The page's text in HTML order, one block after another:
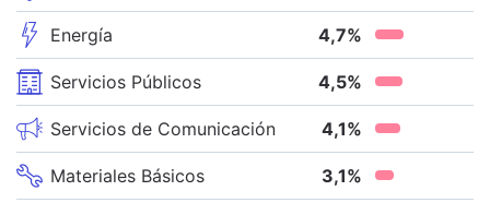
Energía 4,7%
Servicios Públicos 4,5%
Servicios de Comunicación 4,1%
Materiales Básicos 3,1%